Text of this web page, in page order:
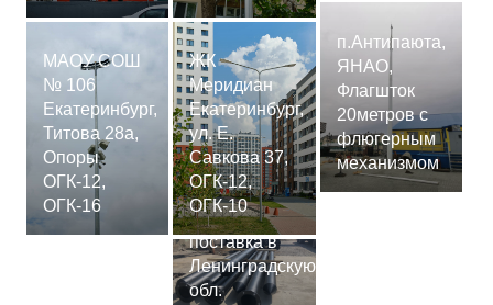
МАОУ СОШ
№ 106
Екатеринбург,
Титова 28а,
Опоры
ОГК-12,
ОГК-16
ЖК
Меридиан
Екатеринбург,
ул. Е.
Савкова 37,
ОГК-12,
ОГК-10
Сваи
СМ-7,75м,
поставка в
Ленинградскую
обл.
п.Антипаюта,
ЯНАО,
Флагшток
20метров с
флюгерным
механизмом